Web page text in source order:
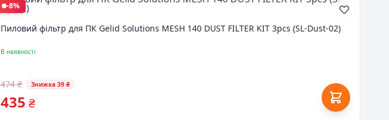
-8%
Пиловий фільтр для ПК Gelid Solutions MESH 140 DUST FILTER KIT 3pcs (SL-Dust-02)
В наявності
474 ₴ Знижка 39 ₴
435 ₴